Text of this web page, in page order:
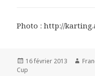
Photo : http://
Publié
le
16 février 2013
Cup